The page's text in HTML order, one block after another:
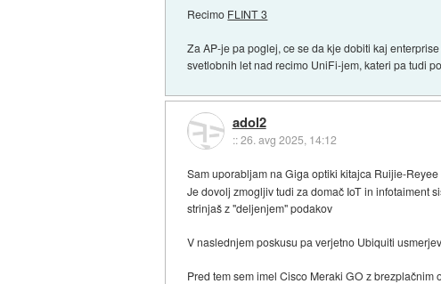
Recimo FLINT 3
Za AP-je pa poglej, ce se da kje dobiti kaj
svetlobnih let nad recimo UniFi-jem, kateri pa tudi
adol2
::26. avg 2025, 14:12
Sam uporabljam na Giga optiki kitajca Ruijie-Reyee
Je dovolj zmogljiv tudi za domač IoT in infotaiment
strinjaš z "deljenjem" podakov
V naslednjem poskusu pa verjetno Ubiquiti
Pred tem sem imel Cisco Meraki GO z